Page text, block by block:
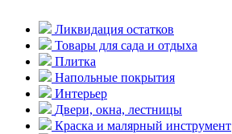
Ликвидация остатков
Товары для сада и отдыха
Плитка
Напольные покрытия
Интерьер
Двери, окна, лестницы
Краска и малярный инструмент